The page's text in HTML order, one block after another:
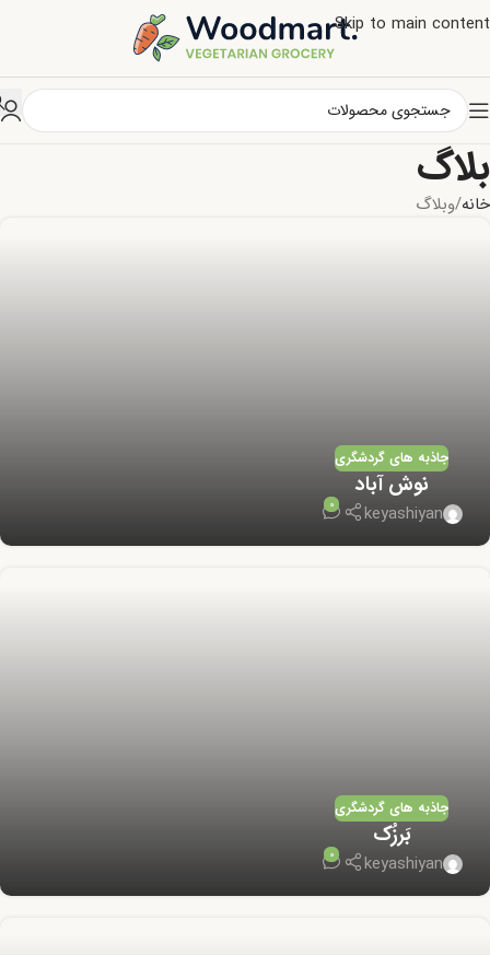
Skip to main content
بلاگ
خانه وبلاگ
جاذبه های گردشگری
نوش آباد
keyashiyan
0
جاذبه های گردشگری
بَرزُک
keyashiyan
0